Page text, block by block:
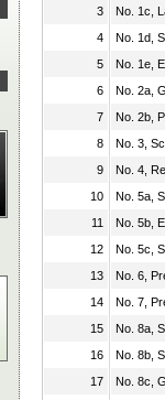
3
No. 1c,
4
No. 1d,
5
No. 1e,
6
No. 2a,
7
No. 2b,
8
No. 3,
9
No. 4,
10
No. 5a,
11
No. 5b,
12
No. 5c,
13
No. 6,
14
No. 7,
15
No. 8a,
16
No. 8b,
17
No. 8c,